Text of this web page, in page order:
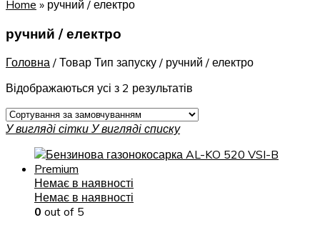
Home » ручний / електро
ручний / електро
Головна / Товар Тип запуску / ручний / електро
Відображаються усі з 2 результатів
У вигляді сітки У вигляді списку
Немає в наявності
Немає в наявності
0 out of 5